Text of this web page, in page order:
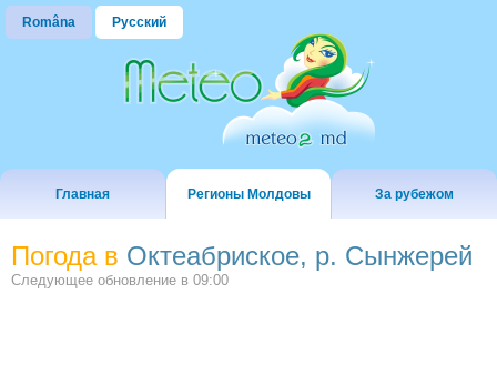
Româna Русский
Главная Регионы Молдовы За рубежом
Погода в Октеабриское, р. Сынжерей
Следующее обновление в 09:00